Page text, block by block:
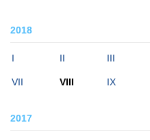
2018
I II III
VII VIII IX
2017